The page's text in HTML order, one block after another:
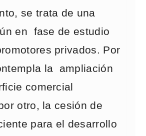
se trata de una
en fase de estudio
privados. Por
la ampliación
comercial
otro, la cesión de
para el desarrollo